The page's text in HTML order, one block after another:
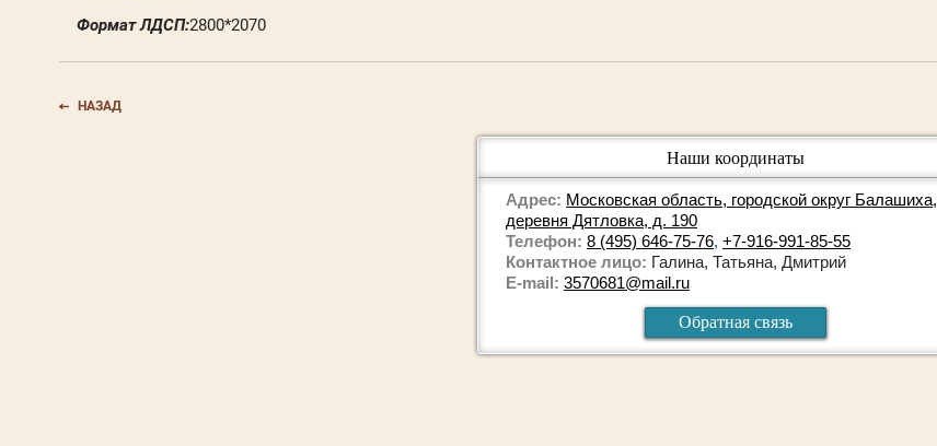
Формат ЛДСП:2800*2070
НАЗАД
Наши координаты
Адрес: Московская область, городской округ Балашиха,
деревня Дятловка, д. 190
Телефон: 8 (495) 646-75-76, +7-916-991-85-55
Контактное лицо: Галина, Татьяна, Дмитрий
E-mail: 3570681@mail.ru
Обратная связь